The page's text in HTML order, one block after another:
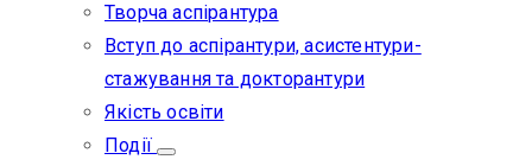
Творча аспірантура
Вступ до аспірантури, асистентури-
стажування та докторантури
Якість освіти
Події